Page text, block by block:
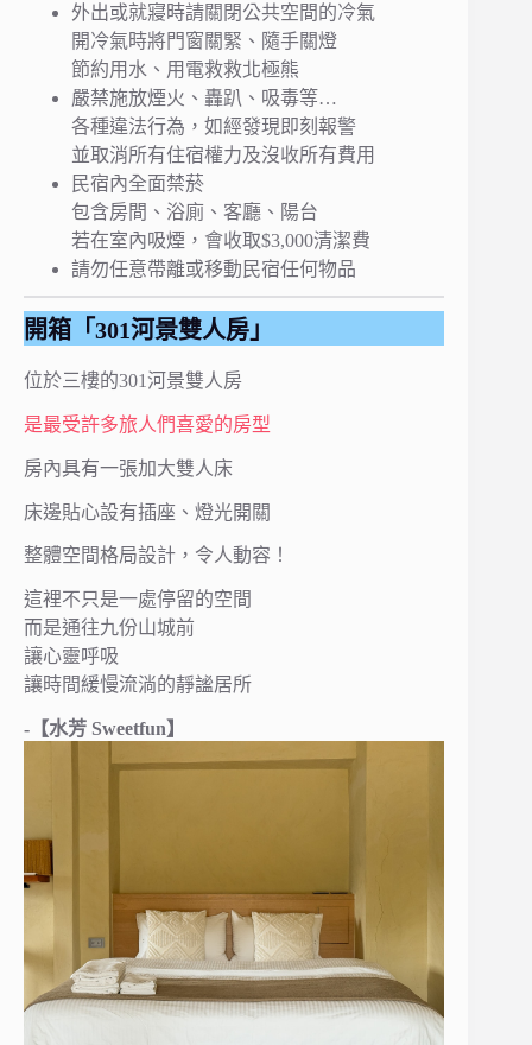
外出或就寢時請關閉公共空間的冷氣
開冷氣時將門窗關緊、隨手關燈
節約用水、用電救救北極熊
嚴禁施放煙火、轟趴、吸毒等…
各種違法行為，如經發現即刻報警
並取消所有住宿權力及沒收所有費用
民宿內全面禁菸
包含房間、浴廁、客廳、陽台
若在室內吸煙，會收取$3,000清潔費
請勿任意帶離或移動民宿任何物品
開箱「301河景雙人房」
位於三樓的301河景雙人房
是最受許多旅人們喜愛的房型
房內具有一張加大雙人床
床邊貼心設有插座、燈光開關
整體空間格局設計，令人動容！
這裡不只是一處停留的空間
而是通往九份山城前
讓心靈呼吸
讓時間緩慢流淌的靜謐居所
-【水芳 Sweetfun】